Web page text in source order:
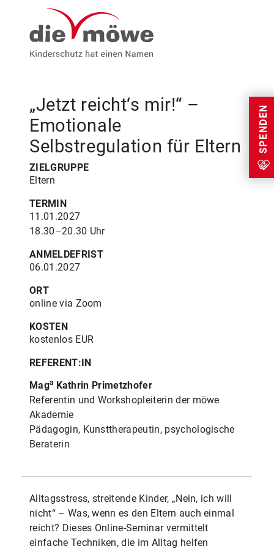
Weiter zum Inhalt
SPENDEN
„Jetzt reicht‘s mir!“ –
Emotionale
Selbstregulation für Eltern
ZIELGRUPPE
Eltern
TERMIN
11.01.2027
18.30–20.30 Uhr
ANMELDEFRIST
06.01.2027
ORT
online via Zoom
KOSTEN
kostenlos EUR
REFERENT:IN
Maga Kathrin Primetzhofer
Referentin und Workshopleiterin der möwe
Akademie
Pädagogin, Kunsttherapeutin, psychologische
Beraterin
Alltagsstress, streitende Kinder, „Nein, ich will
nicht“ – Was, wenn es den Eltern auch einmal
reicht? Dieses Online-Seminar vermittelt
einfache Techniken, die im Alltag helfen